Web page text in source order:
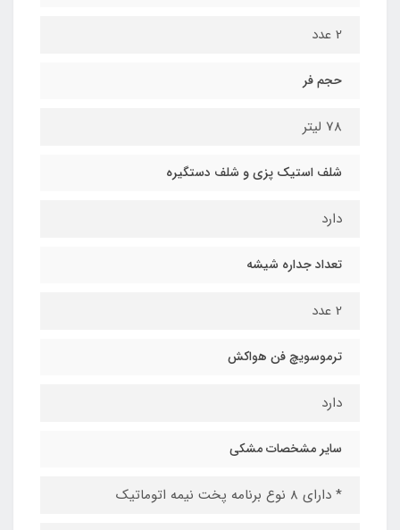
2 عدد
حجم فر
78 لیتر
شلف استیک پزی و شلف دستگیره
دارد
تعداد جداره شیشه
2 عدد
ترموسویچ فن هواکش
دارد
سایر مشخصات مشکی
* دارای 8 نوع برنامه پخت نیمه اتوماتیک